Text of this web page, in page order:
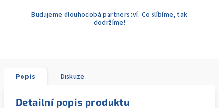
Budujeme dlouhodobá partnerství. Co slíbíme, tak
dodržíme!
Popis Diskuze
Detailní popis produktu